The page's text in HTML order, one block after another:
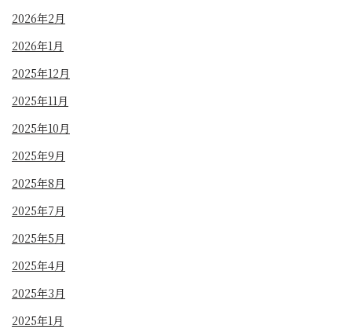
2026年2月
2026年1月
2025年12月
2025年11月
2025年10月
2025年9月
2025年8月
2025年7月
2025年5月
2025年4月
2025年3月
2025年1月